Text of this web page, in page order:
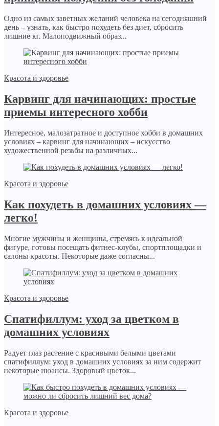
Одно из самых заветных желаний человека на сегодняшний
день – узнать, как быстро похудеть без диет, сбросить
лишние кг. Малоподвижный образ...
Красота и здоровье
Карвинг для начинающих: простые
приемы интересного хобби
Интересное, малозатратное и доступное хобби в домашних
условиях – карвинг для начинающих – искусство
художественной резьбы на различных...
Красота и здоровье
Как похудеть в домашних условиях —
легко!
Многие мужчины и женщины, стремясь к идеальной
фигуре, готовы посещать фитнес-клубы, спортплощадки и
салоны красоты. Некоторые даже согласны...
Красота и здоровье
Спатифиллум: уход за цветком в
домашних условиях
Радует глаз растение с красивыми белыми цветами
спатифиллум: уход в домашних условиях за ним содержит
некоторые нюансы. Здоровый цветок...
Красота и здоровье